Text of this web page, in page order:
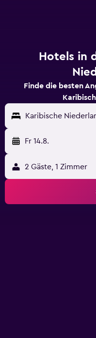
Hotels in
Finde die besten
Karibische
Fr 14.8.
2 Gäste, 1 Zimmer